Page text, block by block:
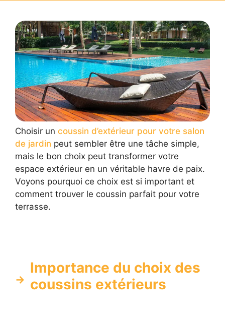
Choisir un coussin d’extérieur pour votre salon
de jardin peut sembler être une tâche simple,
mais le bon choix peut transformer votre
espace extérieur en un véritable havre de paix.
Voyons pourquoi ce choix est si important et
comment trouver le coussin parfait pour votre
terrasse.
Importance du choix des
coussins extérieurs